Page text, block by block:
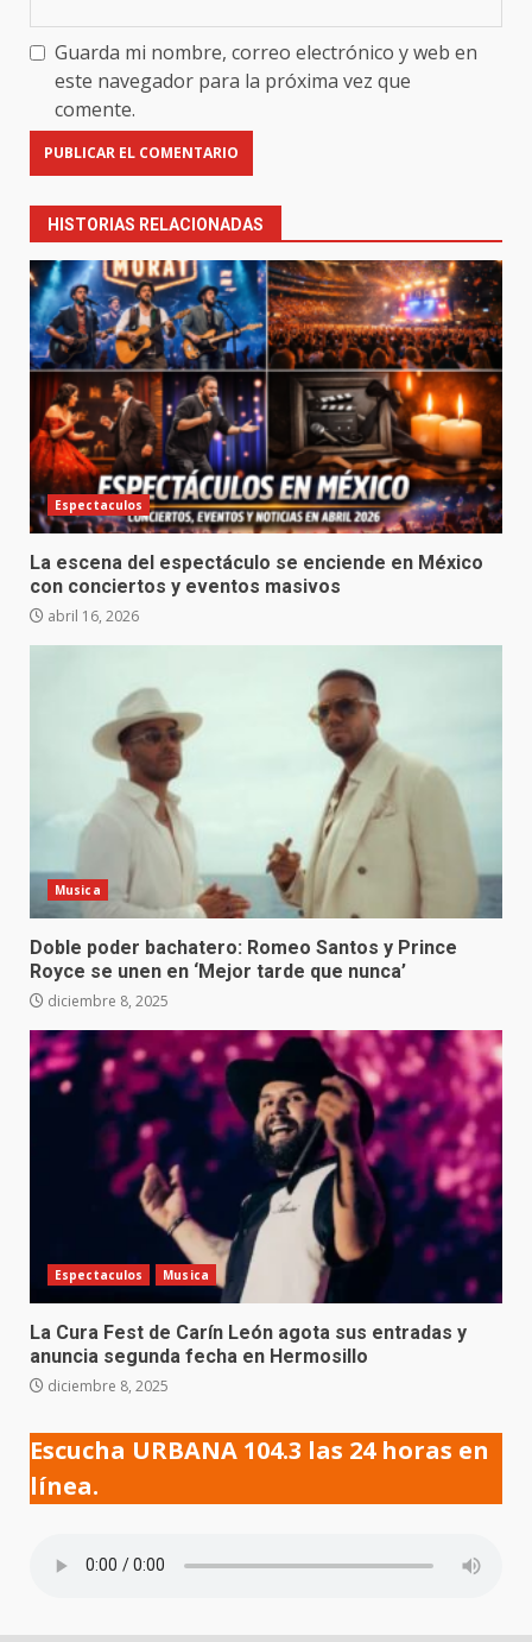
Guarda mi nombre, correo electrónico y web en
este navegador para la próxima vez que
comente.
HISTORIAS RELACIONADAS
Espectaculos
La escena del espectáculo se enciende en México
con conciertos y eventos masivos
abril 16, 2026
Musica
Doble poder bachatero: Romeo Santos y Prince
Royce se unen en ‘Mejor tarde que nunca’
diciembre 8, 2025
Espectaculos Musica
La Cura Fest de Carín León agota sus entradas y
anuncia segunda fecha en Hermosillo
diciembre 8, 2025
Escucha URBANA 104.3 las 24 horas en
línea.